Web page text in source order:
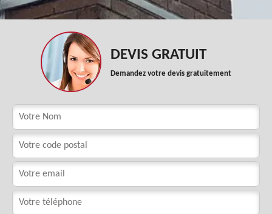
DEVIS GRATUIT
Demandez votre devis gratuitement